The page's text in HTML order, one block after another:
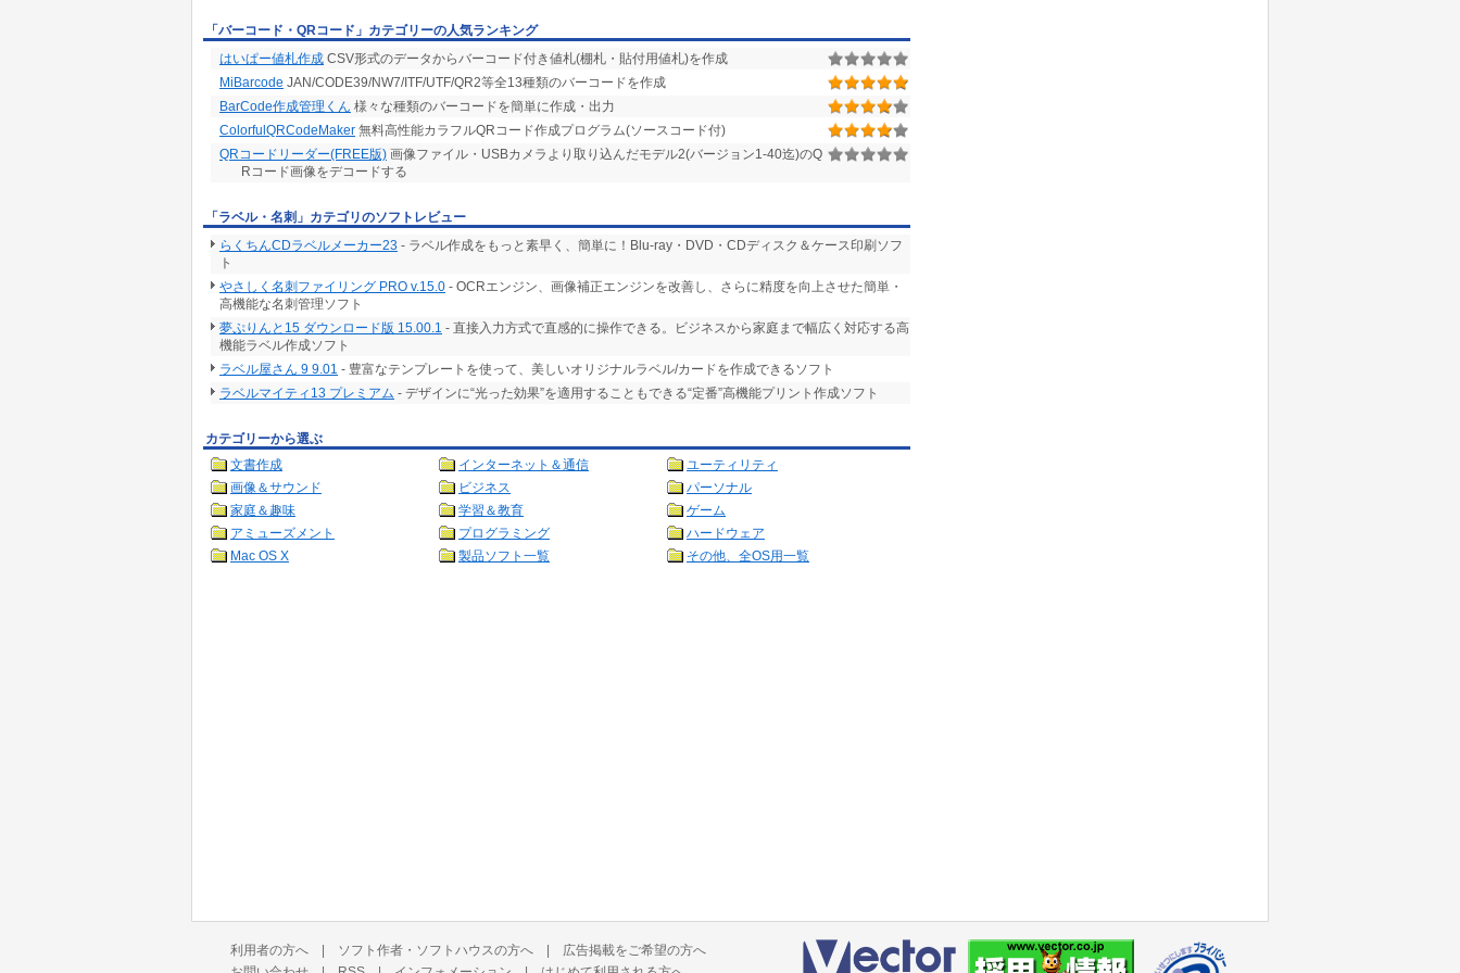
「バーコード・QRコード」カテゴリーの人気ランキング
はいぱー値札作成 CSV形式のデータからバーコード付き値札(棚札・貼付用値札)を作成
MiBarcode JAN/CODE39/NW7/ITF/UTF/QR2等全13種類のバーコードを作成
BarCode作成管理くん 様々な種類のバーコードを簡単に作成・出力
ColorfulQRCodeMaker 無料高性能カラフルQRコード作成プログラム(ソースコード付)
QRコードリーダー(FREE版) 画像ファイル・USBカメラより取り込んだモデル2(バージョン1-40迄)のQ
Rコード画像をデコードする
「ラベル・名刺」カテゴリのソフトレビュー
らくちんCDラベルメーカー23 - ラベル作成をもっと素早く、簡単に！Blu-ray・DVD・CDディスク＆ケース印刷ソフ
ト
やさしく名刺ファイリング PRO v.15.0 - OCRエンジン、画像補正エンジンを改善し、さらに精度を向上させた簡単・
高機能な名刺管理ソフト
夢ぷりんと15 ダウンロード版 15.00.1 - 直接入力方式で直感的に操作できる。ビジネスから家庭まで幅広く対応する高
機能ラベル作成ソフト
ラベル屋さん 9 9.01 - 豊富なテンプレートを使って、美しいオリジナルラベル/カードを作成できるソフト
ラベルマイティ13 プレミアム - デザインに“光った効果”を適用することもできる“定番”高機能プリント作成ソフト
カテゴリーから選ぶ
文書作成
インターネット＆通信
ユーティリティ
画像＆サウンド
ビジネス
パーソナル
家庭＆趣味
学習＆教育
ゲーム
アミューズメント
プログラミング
ハードウェア
Mac OS X
製品ソフト一覧 その他、全OS用一覧
利用者の方へ | ソフト作者・ソフトハウスの方へ | 広告掲載をご希望の方へ